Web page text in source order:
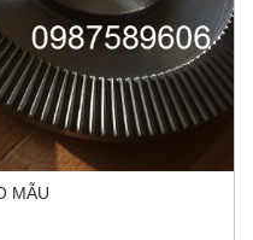
MẪU